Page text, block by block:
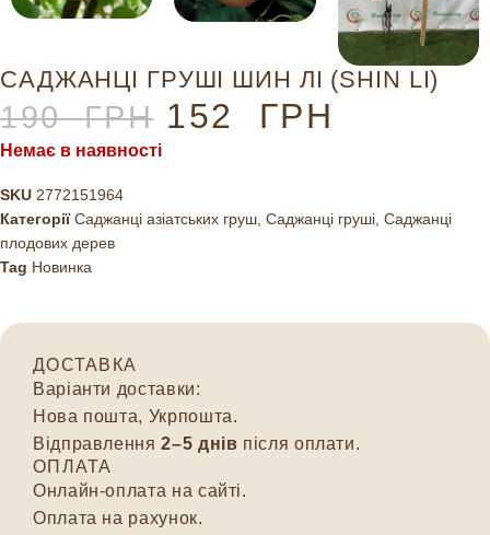
САДЖАНЦІ ГРУШІ ШИН ЛІ (SHIN LI)
190ГРН 152 ГРН
Немає в наявності
SKU 2772151964
Категорії Саджанці азіатських груш, Саджанці груші, Саджанці
плодових дерев
Tag Новинка
ДОСТАВКА
Варіанти доставки:
Нова пошта, Укрпошта.
Відправлення2–5 днів після оплати.
ОПЛАТА
Онлайн-оплата на сайті.
Оплата на рахунок.